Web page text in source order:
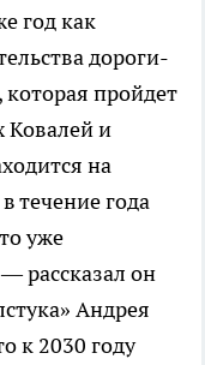
год как
дороги-
которая пройдет
Ковалей и
на
течение года
уже
рассказал он
Андрея
к 2030 году